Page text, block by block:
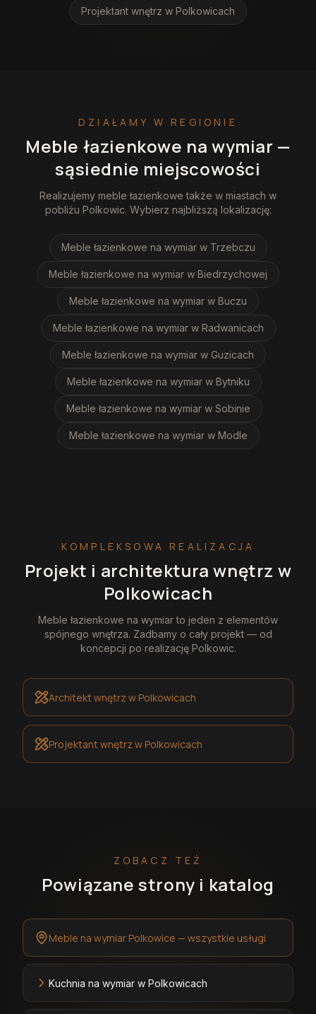
Projektant wnętrz w Polkowicach
DZIAŁAMY W REGIONIE
Meble łazienkowe na wymiar —
sąsiednie miejscowości
Realizujemy meble łazienkowe także w miastach w
pobliżu Polkowic. Wybierz najbliższą lokalizację:
Meble łazienkowe na wymiar w Trzebczu
Meble łazienkowe na wymiar w Biedrzychowej
Meble łazienkowe na wymiar w Buczu
Meble łazienkowe na wymiar w Radwanicach
Meble łazienkowe na wymiar w Guzicach
Meble łazienkowe na wymiar w Bytniku
Meble łazienkowe na wymiar w Sobinie
Meble łazienkowe na wymiar w Modle
KOMPLEKSOWA REALIZACJA
Projekt i architektura wnętrz w
Polkowicach
Meble łazienkowe na wymiarto jeden z elementów
spójnego wnętrza. Zadbamy o cały projekt — od
koncepcji po realizację Polkowic.
Architekt wnętrzw Polkowicach
Projektant wnętrzw Polkowicach
ZOBACZ TEŻ
Powiązane strony i katalog
Meble na wymiar Polkowice — wszystkie usługi
Kuchnia na wymiar w Polkowicach